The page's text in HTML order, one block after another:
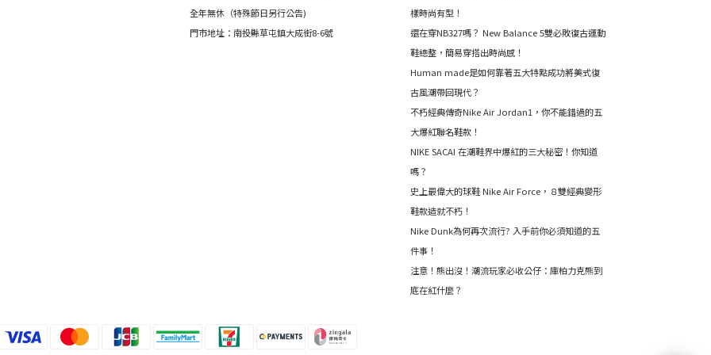
全年無休（特殊節日另行公告)
門市地址：南投縣草屯鎮大成街8-6號
樣時尚有型！
還在穿NB327嗎？ New Balance 5雙必敗復古運動
鞋總整，簡易穿搭出時尚感！
Human made是如何靠著五大特點成功將美式復
古風潮帶回現代？
不朽經典傳奇Nike Air Jordan1，你不能錯過的五
大爆紅聯名鞋款！
NIKE SACAI 在潮鞋界中爆紅的三大秘密！你知道
嗎？
史上最偉大的球鞋 Nike Air Force，８雙經典變形
鞋款造就不朽！
Nike Dunk為何再次流行? 入手前你必須知道的五
件事！
注意！熊出沒！潮流玩家必收公仔：庫柏力克熊到
底在紅什麼？